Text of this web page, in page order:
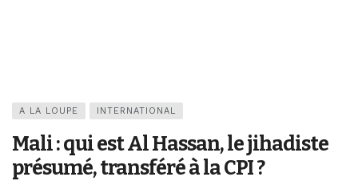
A LA LOUPE INTERNATIONAL
Mali : qui est Al Hassan, le jihadiste
présumé, transféré à la CPI ?